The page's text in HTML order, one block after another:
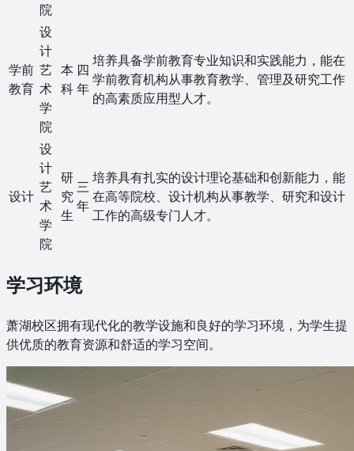
院
学前
教育
设
计
艺
术
学
院
本
科
四
年
培养具备学前教育专业知识和实践能力，能在
学前教育机构从事教育教学、管理及研究工作
的高素质应用型人才。
设计
设
计
艺
术
学
院
研
究
生
三
年
培养具有扎实的设计理论基础和创新能力，能
在高等院校、设计机构从事教学、研究和设计
工作的高级专门人才。
学习环境
萧湖校区拥有现代化的教学设施和良好的学习环境，为学生提
供优质的教育资源和舒适的学习空间。